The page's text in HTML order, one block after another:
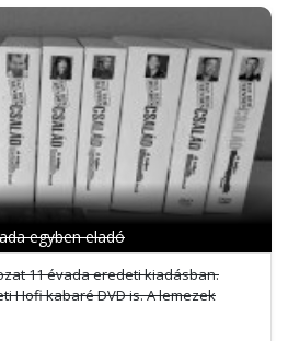
egyben eladó
11 évada eredeti kiadásban.
Hofi kabaré DVD is. A lemezek